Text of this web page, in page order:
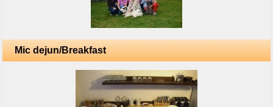
Mic dejun/Breakfast